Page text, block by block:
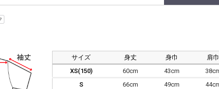
サイズ 身丈 身巾 肩巾
XS(150)
60cm 43cm
S
66cm 49cm